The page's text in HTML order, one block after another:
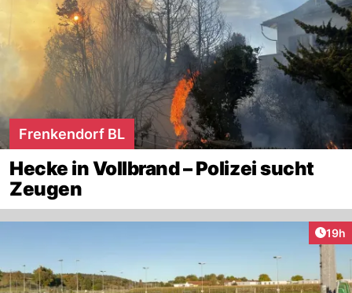
Frenkendorf BL
Hecke in Vollbrand – Polizei sucht
Zeugen
19h